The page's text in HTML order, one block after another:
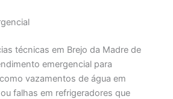
técnicas em Brejo da Madre de
emergencial para
vazamentos de água em
falhas em refrigeradores que